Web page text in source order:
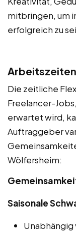
mitbringen, um
erfolgreich zu
Arbeitszeiten
Die zeitliche
Freelancer-
erwartet wird,
Auftraggeber
Wölfersheim:
Saisonale